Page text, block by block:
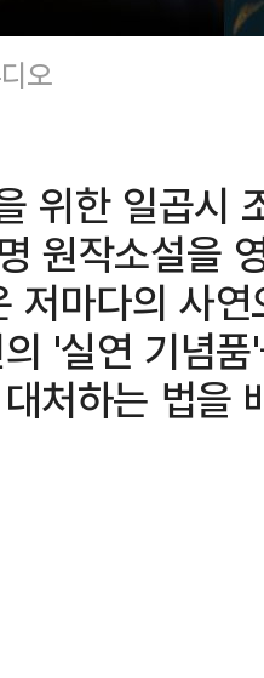
오
위한 일곱시
원작소설을
저마다의 사
'실연 기념
처하는 법을